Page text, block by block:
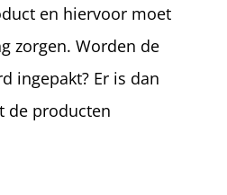
en hiervoor moet
zorgen. Worden de
ingepakt? Er is dan
de producten